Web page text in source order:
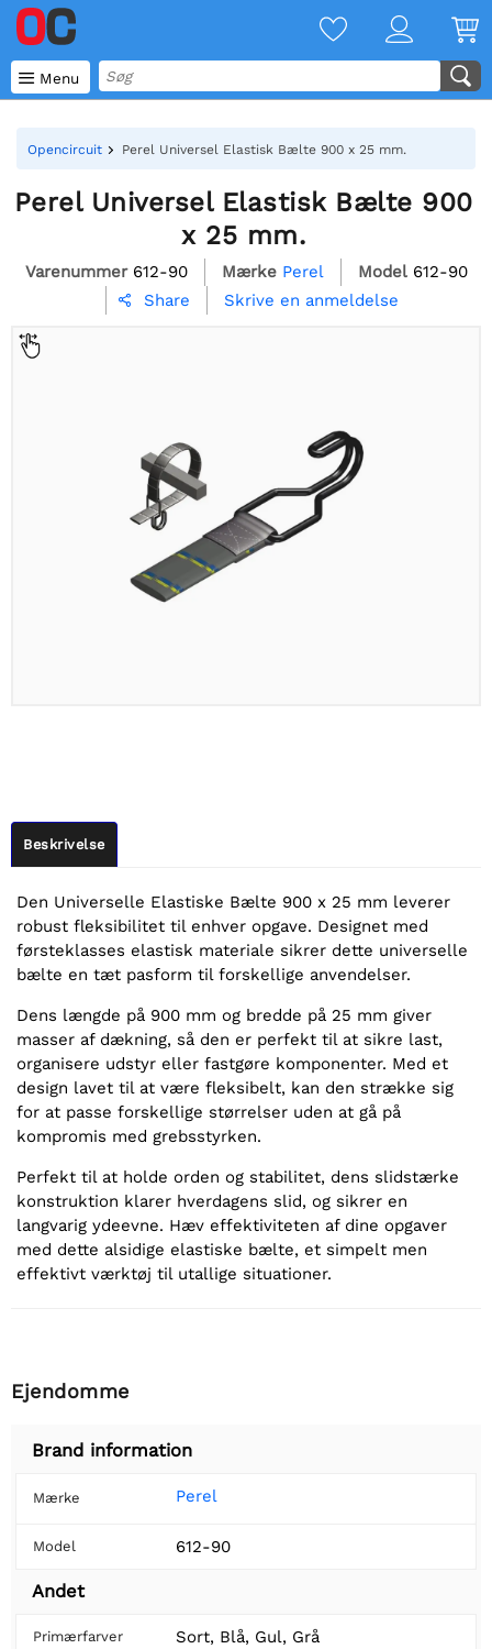
 Menu
Opencircuit Perel Universel Elastisk Bælte 900 x 25 mm.
Perel Universel Elastisk Bælte 900
x 25 mm.
Varenummer 612-90 Mærke Perel Model 612-90
 Share Skrive en anmeldelse
Beskrivelse
Den Universelle Elastiske Bælte 900 x 25 mm leverer
robust fleksibilitet til enhver opgave. Designet med
førsteklasses elastisk materiale sikrer dette universelle
bælte en tæt pasform til forskellige anvendelser.
Dens længde på 900 mm og bredde på 25 mm giver
masser af dækning, så den er perfekt til at sikre last,
organisere udstyr eller fastgøre komponenter. Med et
design lavet til at være fleksibelt, kan den strække sig
for at passe forskellige størrelser uden at gå på
kompromis med grebsstyrken.
Perfekt til at holde orden og stabilitet, dens slidstærke
konstruktion klarer hverdagens slid, og sikrer en
langvarig ydeevne. Hæv effektiviteten af dine opgaver
med dette alsidige elastiske bælte, et simpelt men
effektivt værktøj til utallige situationer.
Ejendomme
Brand information
Mærke Perel
Model 612-90
Andet
Primærfarver Sort, Blå, Gul, Grå